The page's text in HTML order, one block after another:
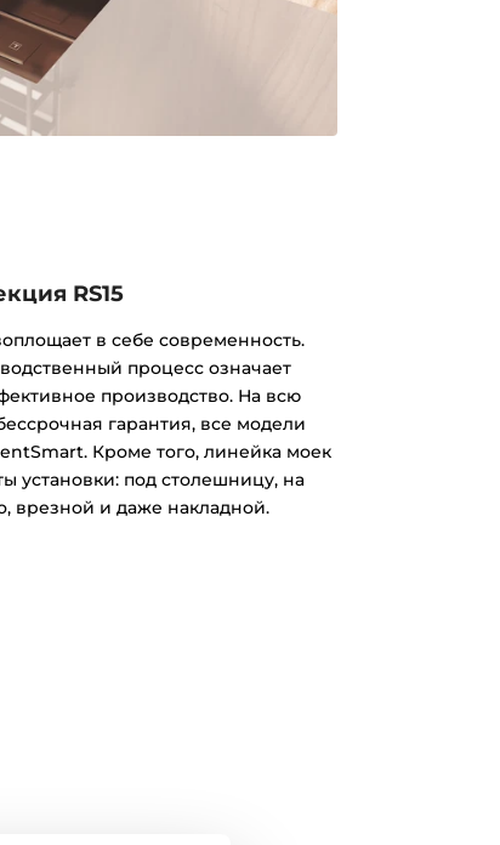
RS15
в себе современность.
процесс означает
производство. На всю
гарантия, все модели
Кроме того, линейка моек
установки: под столешницу, на
врезной и даже накладной.